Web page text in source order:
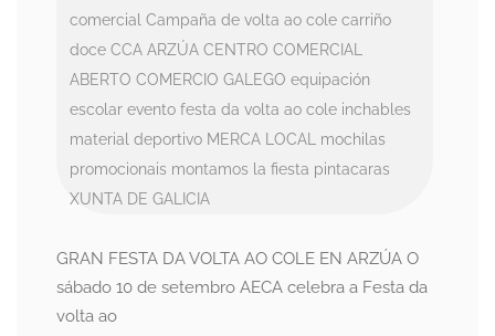
comercial Campaña de volta ao cole carriño
doce CCA ARZÚA CENTRO COMERCIAL
ABERTO COMERCIO GALEGO equipación
escolar evento festa da volta ao cole inchables
material deportivo MERCA LOCAL
mochilas
promocionais montamos la fiesta pintacaras
XUNTA DE GALICIA
GRAN FESTA DA VOLTA AO COLE EN ARZÚA O
sábado 10 de setembro AECA celebra a Festa da
volta ao